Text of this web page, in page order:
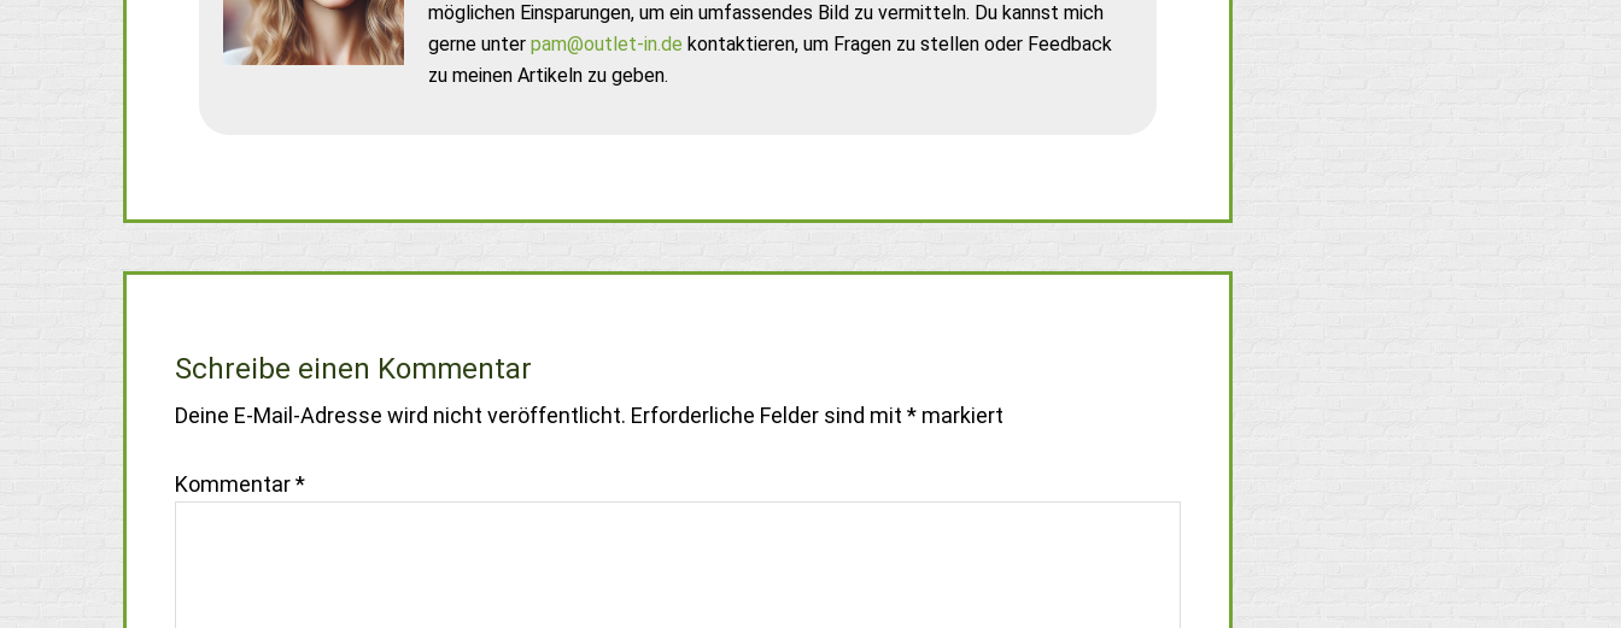
möglichen Einsparungen, um ein umfassendes Bild zu vermitteln. Du kannst mich
gerne unter pam@outlet-in.de kontaktieren, um Fragen zu stellen oder Feedback
zu meinen Artikeln zu geben.
Schreibe einen Kommentar
Deine E-Mail-Adresse wird nicht veröffentlicht. Erforderliche Felder sind mit * markiert
Kommentar*